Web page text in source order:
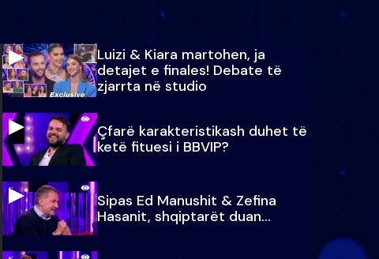
Luizi & Kiara martohen, ja
detajet e finales! Debate të
zjarrta në studio
Çfarë karakteristikash duhet të
ketë fituesi i BBVIP?
Sipas Ed Manushit & Zefina
Hasanit, shqiptarët duan...